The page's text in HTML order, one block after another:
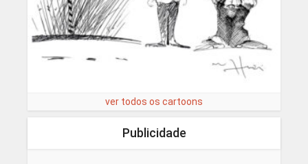
ver todos os cartoons
Publicidade